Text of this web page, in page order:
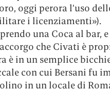
oggi perora l’uso
i licenziamenti»).
una Coca al bar,
che Civati è
è in un semplice
con cui Bersani fu
in un locale di